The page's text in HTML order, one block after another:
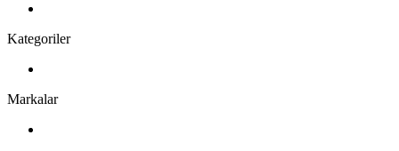
Kategoriler
Markalar